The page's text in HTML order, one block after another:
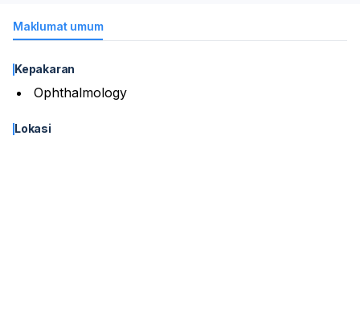
Maklumat umum
Kepakaran
Ophthalmology
Lokasi